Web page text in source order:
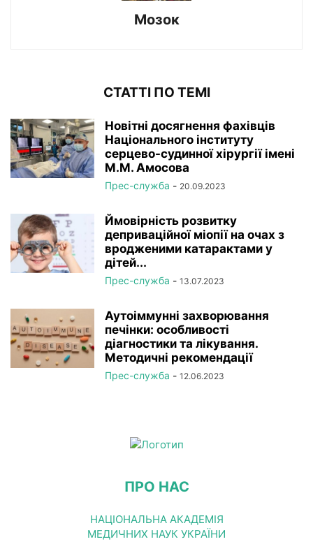
Мозок
СТАТТІ ПО ТЕМІ
Новітні досягнення фахівців
Національного інституту
серцево-судинної хірургії імeні
М.М. Амосова
Прес-служба - 20.09.2023
Ймовірність розвитку
деприваційної міопії на очах з
вродженими катарактами у
дітей...
Прес-служба - 13.07.2023
Аутоіммунні захворювання
печінки: особливості
діагностики та лікування.
Методичні рекомендації
Прес-служба - 12.06.2023
ПРО НАС
НАЦІОНАЛЬНА АКАДЕМІЯ
МЕДИЧНИХ НАУК УКРАЇНИ